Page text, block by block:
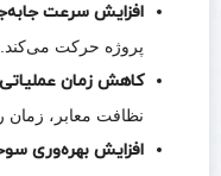
افزایش سرعت
پروژه حرکت می‌کند.
کاهش زمان
نظافت معابر،
افزایش بهره‌وری